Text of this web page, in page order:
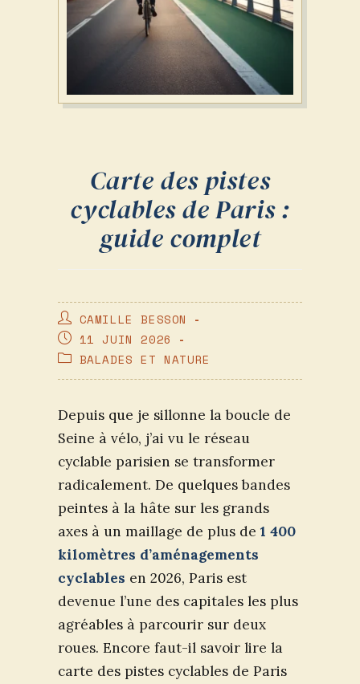
Carte des pistes
cyclables de Paris :
guide complet
AUTEUR/AUTRICE
DE
LA
PUBLICATION :
CAMILLE BESSON
PUBLICATION
PUBLIÉE :
11 JUIN 2026
POSTBALADES ET NATURE
Depuis que je sillonne la boucle de
Seine à vélo, j’ai vu le réseau
cyclable parisien se transformer
radicalement. De quelques bandes
peintes à la hâte sur les grands
axes à un maillage de plus de 1 400
kilomètres d’aménagements
cyclables en 2026, Paris est
devenue l’une des capitales les plus
agréables à parcourir sur deux
roues. Encore faut-il savoir lire la
carte des pistes cyclables de Paris